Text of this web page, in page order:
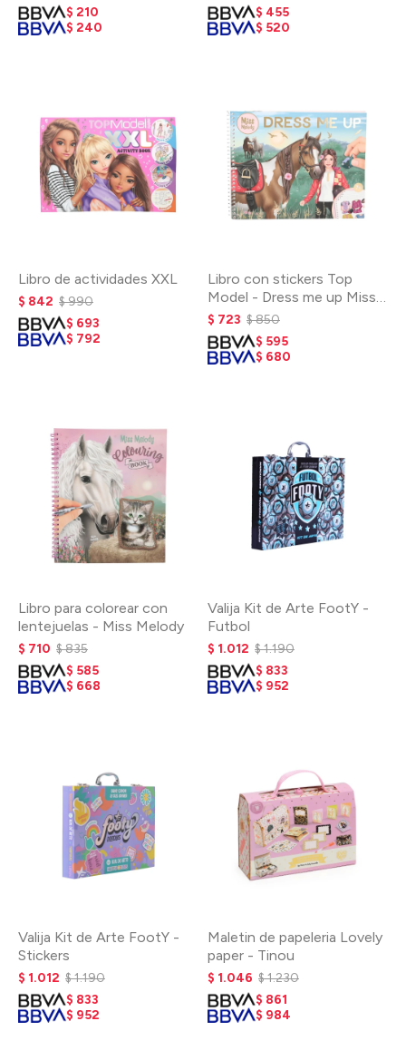
$ 210
$ 240
$ 455
$ 520
Libro de actividades XXL
$ 842 $990
$ 693
$ 792
Libro con stickers Top
Model - Dress me up Miss
Melody Tamaño grande
$ 723 $850
$ 595
$ 680
Libro para colorear con
lentejuelas - Miss Melody
$ 710 $835
$ 585
$ 668
Valija Kit de Arte FootY -
Futbol
$ 1.012 $1.190
$ 833
$ 952
Valija Kit de Arte FootY -
Stickers
$ 1.012 $1.190
$ 833
$ 952
Maletin de papeleria Lovely
paper - Tinou
$ 1.046 $1.230
$ 861
$ 984